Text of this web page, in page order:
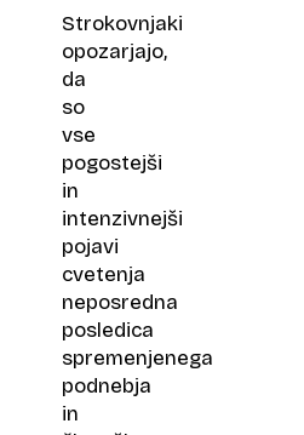
Strokovnjaki
opozarjajo,
da
so
vse
pogostejši
in
intenzivnejši
pojavi
cvetenja
neposredna
posledica
spremenjenega
podnebja
in